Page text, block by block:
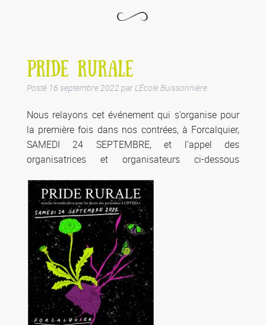
PRIDE RURALE
Posté 16 septembre 2022 par L'École Buissonnière
Nous relayons cet événement qui s’organise pour
la première fois dans nos contrées, à Forcalquier,
SAMEDI 24 SEPTEMBRE, et l’appel des
organisatrices et organisateurs ci-dessous